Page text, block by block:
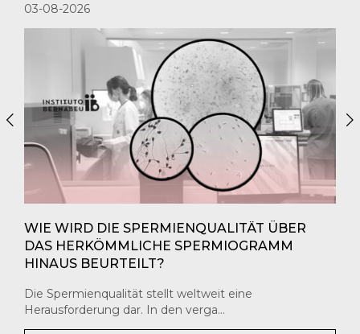
03-08-2026
WIE WIRD DIE SPERMIENQUALITÄT ÜBER
DAS HERKÖMMLICHE SPERMIOGRAMM
HINAUS BEURTEILT?
Die Spermienqualität stellt weltweit eine
Herausforderung dar. In den verga…